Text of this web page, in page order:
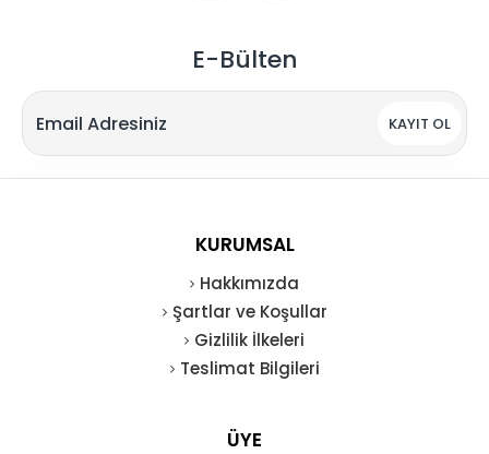
E-Bülten
KAYIT OL
KURUMSAL
Hakkımızda
Şartlar ve Koşullar
Gizlilik İlkeleri
Teslimat Bilgileri
ÜYE